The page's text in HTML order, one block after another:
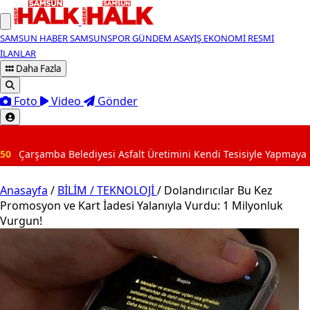
SAMSUN HABERSAMSUNSPORGÜNDEM ASAYİŞ EKONOMİ RESMİ
İLANLAR
Daha Fazla
Foto Video Gönder
Asfalt Üretimini Kendi Tesisiyle Yapmaya Hazırlanıyor
Anasayfa / BİLİM / TEKNOLOJİ/ Dolandırıcılar Bu Kez
Promosyon ve Kart İadesi Yalanıyla Vurdu: 1 Milyonluk
Vurgun!